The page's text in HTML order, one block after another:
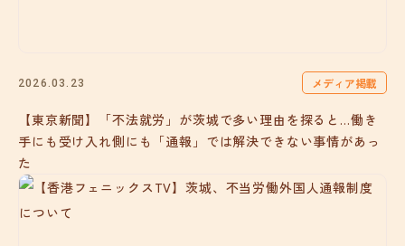
2026.03.23 メディア掲載
【東京新聞】「不法就労」が茨城で多い理由を探ると…働き
手にも受け入れ側にも「通報」では解決できない事情があっ
た